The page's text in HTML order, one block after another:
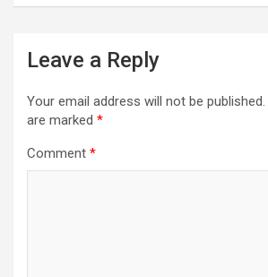
Leave a Reply
Your email address will not be published.
are marked *
Comment *